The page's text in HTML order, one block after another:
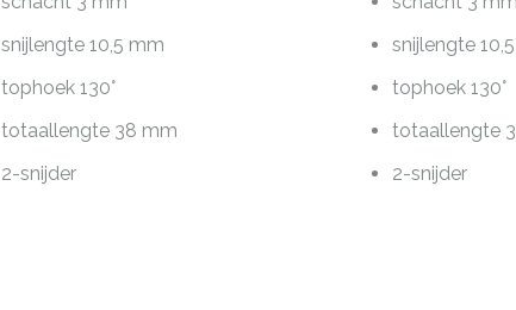
snijlengte 10,5 mm
tophoek 130°
totaallengte 38 mm
2-snijder
snijlengte
tophoek 130°
totaallengte
2-snijder